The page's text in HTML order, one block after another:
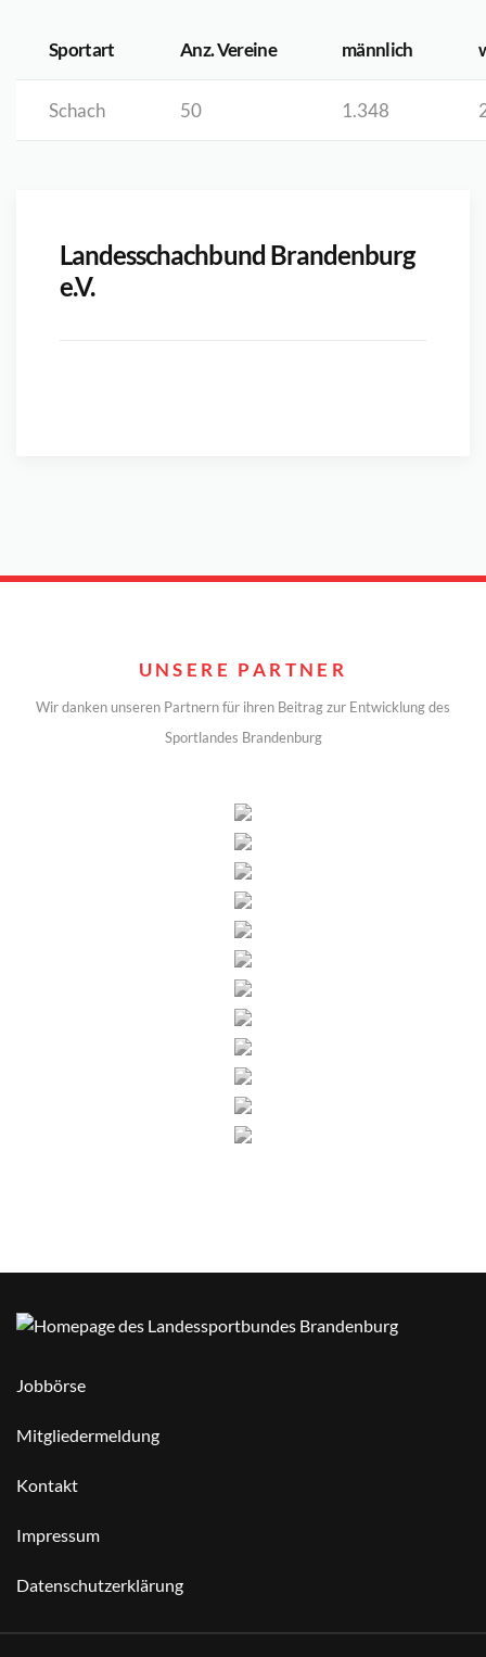
Sportart Anz. Vereine männlich
Schach 50 1.348
Landesschachbund Brandenburg
e.V.
UNSERE PARTNER
Wir danken unseren Partnern für ihren Beitrag zur Entwicklung des
Sportlandes Brandenburg
Jobbörse
Mitgliedermeldung
Kontakt
Impressum
Datenschutzerklärung